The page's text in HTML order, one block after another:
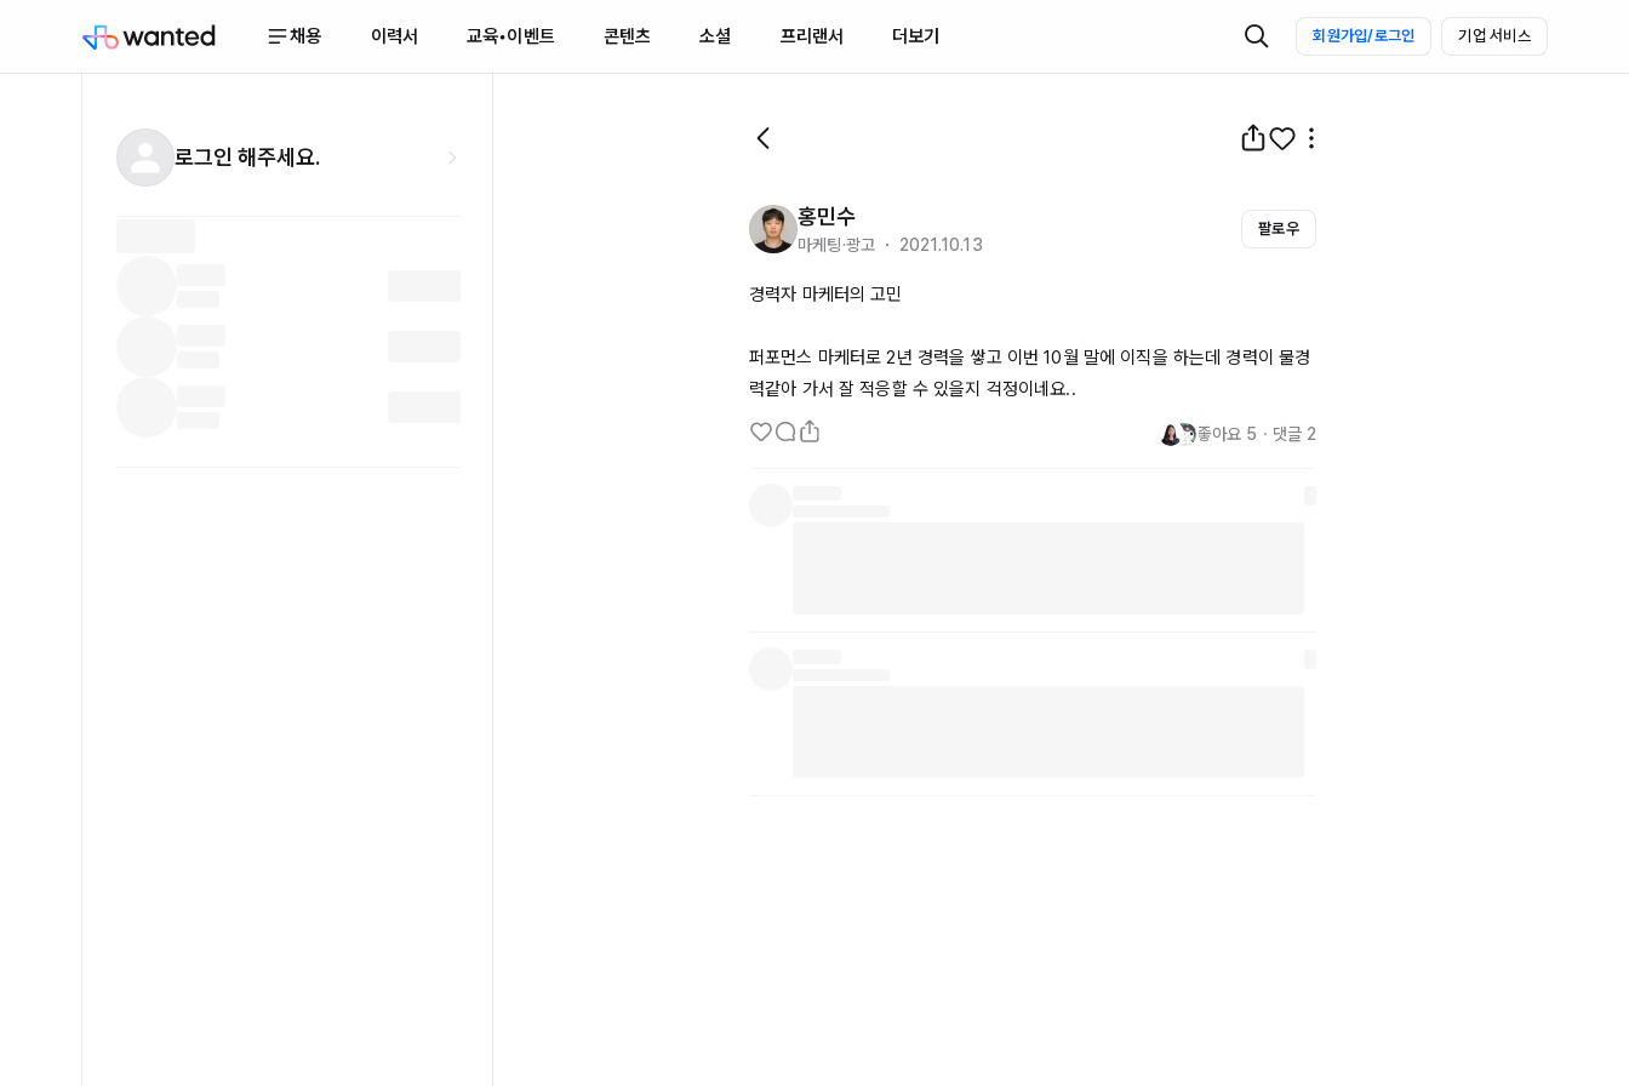
채용 이력서 교육•이벤트 콘텐츠 소셜 프리랜서 더보기 회원가입/로그인 기업 서비스
로그인 해주세요.
홍민수
마케팅·광고 ・ 2021.10.13
팔로우
경력자 마케터의 고민
퍼포먼스 마케터로 2년 경력을 쌓고 이번 10월 말에 이직을 하는데 경력이 물경
력같아 가서 잘 적응할 수 있을지 걱정이네요..
좋아요 5 ・ 댓글 2